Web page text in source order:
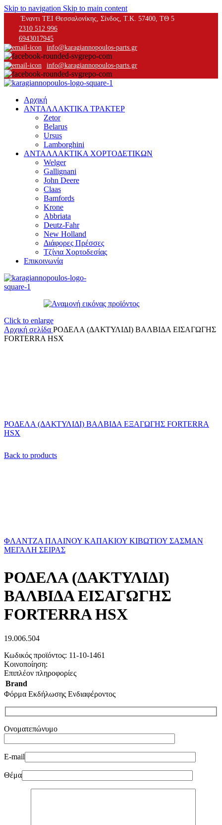
Skip to navigation Skip to main content
Έναντι ΤΕΙ Θεσσαλονίκης, Σίνδος, Τ.Κ. 57400, ΤΘ 5
2310 512 996
6943017945
info@karagiannopoulos-parts.gr
info@karagiannopoulos-parts.gr
Αρχική
ΑΝΤΑΛΛΑΚΤΙΚΑ ΤΡΑΚΤΕΡ
Zetor
Belarus
Ursus
Lamborghini
ΑΝΤΑΛΛΑΚΤΙΚΑ ΧΟΡΤΟΔΕΤΙΚΩΝ
Welger
Gallignani
John Deere
Claas
Bamfords
Krone
Abbriata
Deutz-Fahr
New Holland
Διάφορες Πρέσσες
Τζίνια Χορτοδεσίας
Επικοινωνία
Click to enlarge
Αρχική σελίδα ΡΟΔΕΛΑ (ΔΑΚΤΥΛΙΔΙ) ΒΑΛΒΙΔΑ ΕΙΣΑΓΩΓΗΣ
FORTERRA HSX
ΡΟΔΕΛΑ (ΔΑΚΤΥΛΙΔΙ) ΒΑΛΒΙΔΑ ΕΞΑΓΩΓΗΣ FORTERRA
HSX
Back to products
ΦΛΑΝΤΖΑ ΠΛΑΙΝΟΥ ΚΑΠΑΚΙΟΥ ΚΙΒΩΤΙΟΥ ΣΑΣΜΑΝ
ΜΕΓΑΛΗ ΣΕΙΡΑΣ
ΡΟΔΕΛΑ (ΔΑΚΤΥΛΙΔΙ)
ΒΑΛΒΙΔΑ ΕΙΣΑΓΩΓΗΣ
FORTERRA HSX
19.006.504
Κωδικός προϊόντος: 11-10-1461
Κοινοποίηση:
Επιπλέον πληροφορίες
Brand
Φόρμα Εκδήλωσης Ενδιαφέροντος
Ονοματεπώνυμο
E-mail
Θέμα